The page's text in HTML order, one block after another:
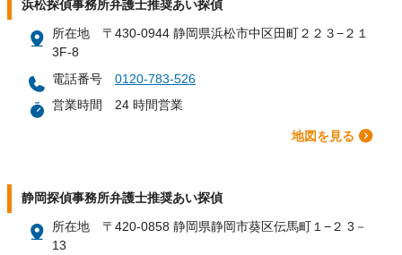
浜松探偵事務所弁護士推奨あい探偵
所在地
〒430-0944 静岡県浜松市中区田町２２３−２１
3F-8
電話番号
0120-783-526
営業時間
24 時間営業
地図を見る
静岡探偵事務所弁護士推奨あい探偵
所在地
〒420-0858 静岡県静岡市葵区伝馬町１−２ 3－
13